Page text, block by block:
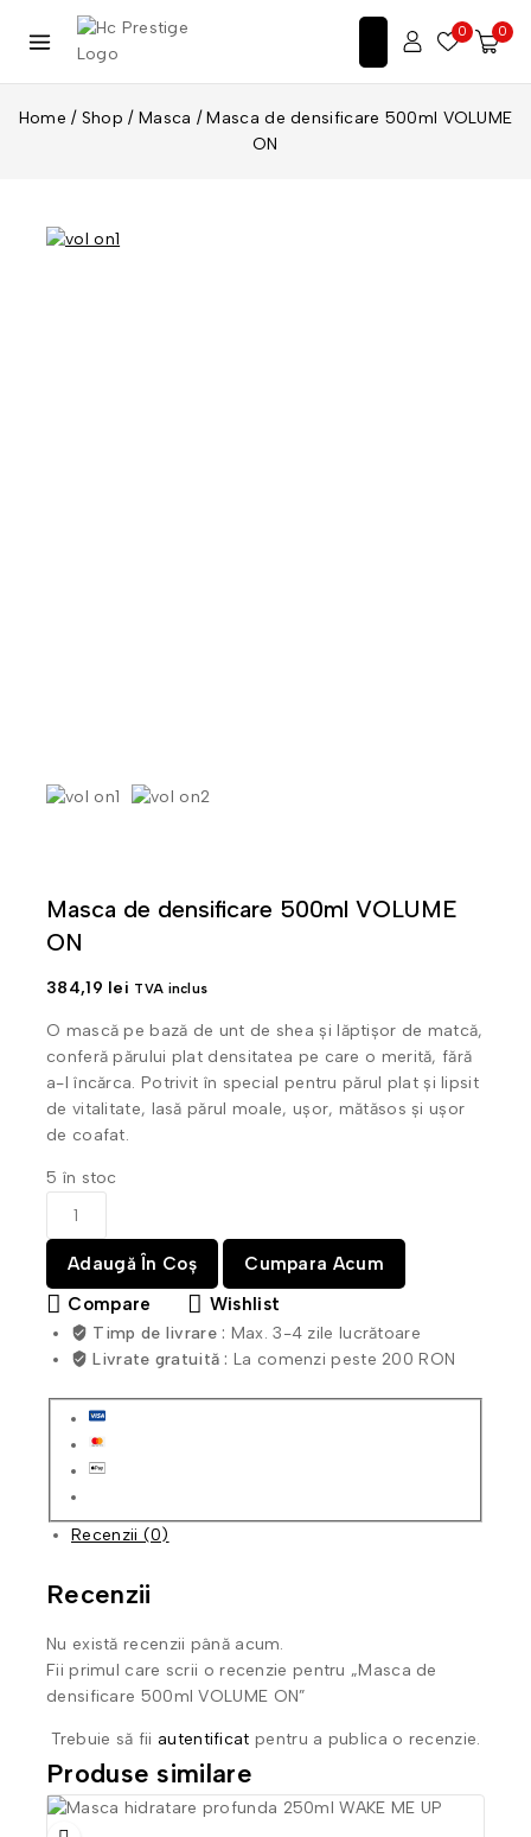
0 0
Home / Shop / Masca / Masca de densificare 500ml VOLUME
ON
Masca de densificare 500ml VOLUME
ON
384,19 lei TVA inclus
O mască pe bază de unt de shea și lăptișor de matcă,
conferă părului plat densitatea pe care o merită, fără
a-l încărca. Potrivit în special pentru părul plat și lipsit
de vitalitate, lasă părul moale, ușor, mătăsos și ușor
de coafat.
5 în stoc
Adaugă În Coș
Cumpara Acum
Compare
Wishlist
Timp de livrare : Max. 3-4 zile lucrătoare
Livrate gratuită :La comenzi peste 200 RON
Recenzii (0)
Recenzii
Nu există recenzii până acum.
Fii primul care scrii o recenzie pentru „Masca de
densificare 500ml VOLUME ON”
Trebuie să fii autentificat pentru a publica o recenzie.
Produse similare